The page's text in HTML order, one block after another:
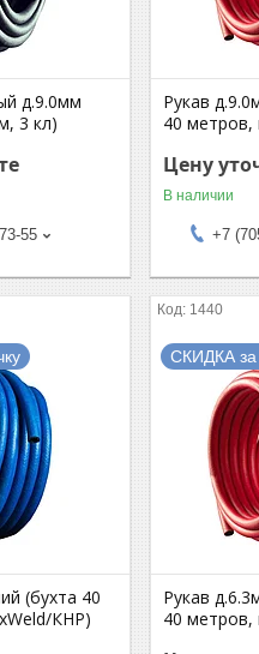
д.9.0мм
3 кл)
55
Рукав
40 метров,
Цену
В наличии
+7
(бухта 40
КНР)
1440
СКИДКА за
Рукав
40 метров,